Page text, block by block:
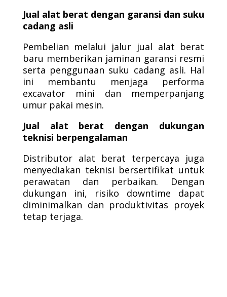
Jual alat berat dengan garansi dan suku
cadang asli
Pembelian melalui jalur jual alat berat
baru memberikan jaminan garansi resmi
serta penggunaan suku cadang asli. Hal
ini membantu menjaga performa
excavator mini dan memperpanjang
umur pakai mesin.
Jual alat berat dengan dukungan
teknisi berpengalaman
Distributor alat berat terpercaya juga
menyediakan teknisi bersertifikat untuk
perawatan dan perbaikan. Dengan
dukungan ini, risiko downtime dapat
diminimalkan dan produktivitas proyek
tetap terjaga.